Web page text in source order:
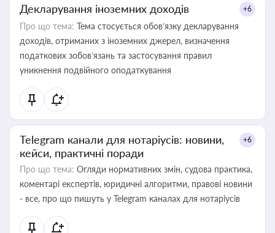
Декларування іноземних доходів +6
Про що тема: Тема стосується обов’язку декларування
доходів, отриманих з іноземних джерел, визначення
податкових зобов’язань та застосування правил
уникнення подвійного оподаткування
Telegram канали для нотаріусів: новини,
кейси, практичні поради
+6
Про що тема: Огляди нормативних змін, судова практика,
коментарі експертів, юридичні алгоритми, правові новини
- все, про що пишуть у Telegram каналах для нотаріусів